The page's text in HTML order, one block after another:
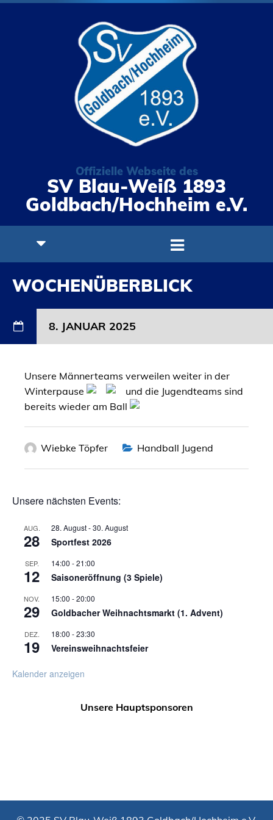
Offizielle Webseite des
SV Blau-Weiß 1893
Goldbach/Hochheim e.V.
WOCHENÜBERBLICK
8. JANUAR 2025
Unsere Männerteams verweilen weiter in der
Winterpause
und die Jugendteams sind
bereits wieder am Ball
Wiebke Töpfer Handball Jugend
Unsere nächsten Events:
AUG.
28
28. August-30. August
Sportfest 2026
SEP.
12
14:00 -21:00
Saisoneröffnung (3 Spiele)
NOV.
29
15:00 -20:00
Goldbacher Weihnachtsmarkt (1. Advent)
DEZ.
19
18:00 -23:30
Vereinsweihnachtsfeier
Kalender anzeigen
Unsere Hauptsponsoren